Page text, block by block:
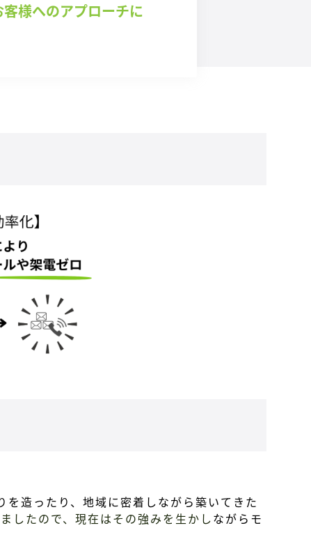
様へのアプローチに
を造ったり、地域に密着しながら築いてきた
したので、現在はその強みを生かしながらモ